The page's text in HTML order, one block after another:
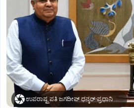
ಉಪರಾಷ್ಟ್ರಪತಿ ಜಗದೀಪ್‌ ಧನ್ಕರ್-ಪ್ರಧಾನಿ ಮೋದಿ